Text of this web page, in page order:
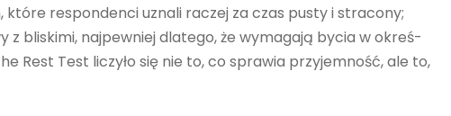
respondenci uznali raczej za czas pusty i stracony;
z bliskimi, najpewniej dlatego, że wymagają bycia w okreś­
Rest Test liczyło się nie to, co sprawia przyjemność, ale to,